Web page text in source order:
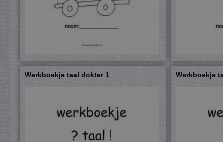
Werkboekje taal dokter 1 Werkboekje